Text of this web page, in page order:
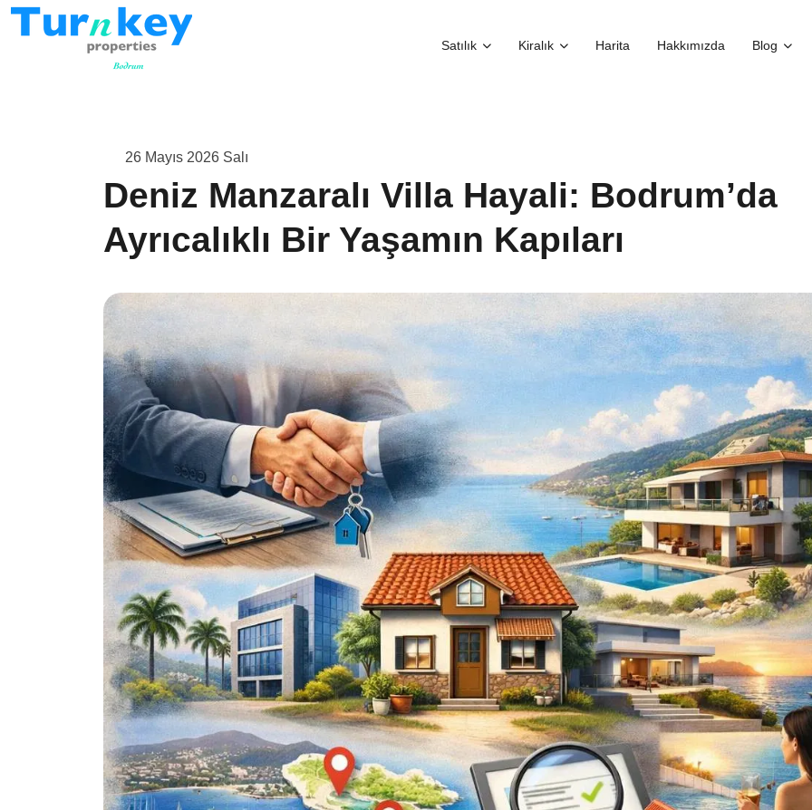
Satılık Kiralık Harita Hakkımızda Blog
26 Mayıs 2026 Salı
Deniz Manzaralı Villa Hayali: Bodrum’da
Ayrıcalıklı Bir Yaşamın Kapıları